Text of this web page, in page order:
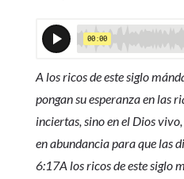
A los ricos de este siglo
pongan su esperanza en las
inciertas, sino en el Dios
en abundancia para que las
6:17A los ricos de este siglo